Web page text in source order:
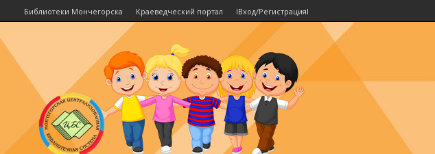
Библиотеки Мончегорска Краеведческий портал IВход/РегистрацияI